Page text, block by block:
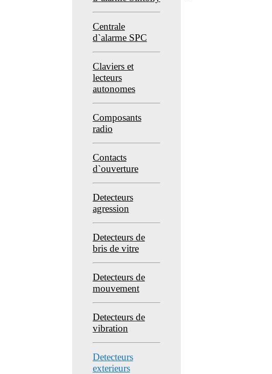
Centrale
d`alarme SPC
Claviers et
lecteurs
autonomes
Composants
radio
Contacts
d`ouverture
Detecteurs
agression
Detecteurs de
bris de vitre
Detecteurs de
mouvement
Detecteurs de
vibration
Detecteurs
exterieurs